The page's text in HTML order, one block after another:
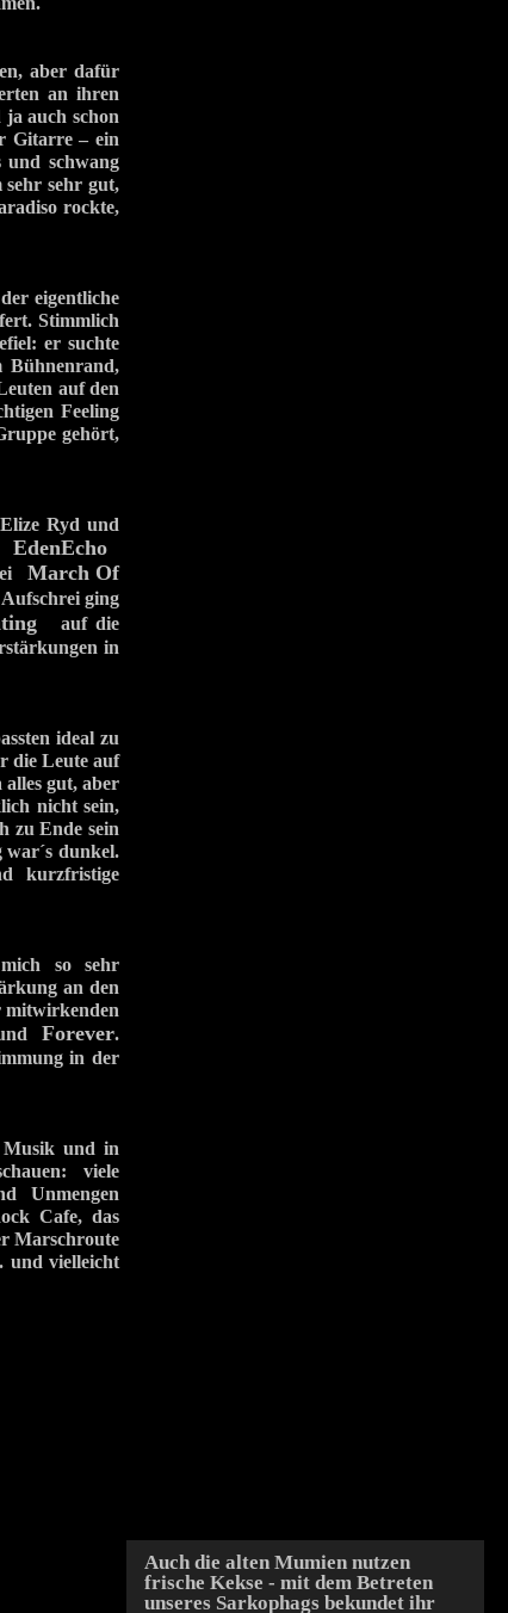
Auch die alten Mumien nutzen
frische Kekse - mit dem Betreten
unseres Sarkophags bekundet ihr
aber dafür
an ihren
ja auch schon
Gitarre – ein
und schwang
sehr sehr gut,
rockte,
eigentliche
Stimmlich
er suchte
Bühnenrand,
auf den
Feeling
gehört,
Ryd und
EdenEcho
March Of
ging
auf die
in
ideal zu
die Leute auf
gut, aber
nicht sein,
zu Ende sein
dunkel.
kurzfristige
so sehr
an den
mitwirkenden
Forever.
in der
Musik und in
viele
Unmengen
Cafe, das
Marschroute
und vielleicht